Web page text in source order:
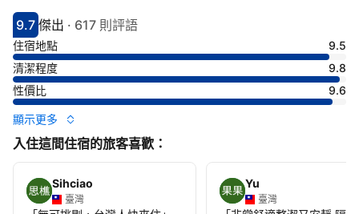
分數9.7分
9.7
評比傑出
傑出 · 617 則評語
住宿地點
9.5
清潔程度
9.8
性價比
9.6
顯示更多
入住這間住宿的旅客喜歡：
Sihciao
臺灣
Yu
臺灣